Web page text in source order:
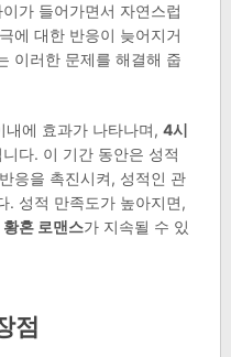
가 들어가면서 자연스럽
에 대한 반응이 늦어지거
이러한 문제를 해결해 줍
에 효과가 나타나며, 4시
다. 이 기간 동안은 성적
응을 촉진시켜, 성적인 관
. 성적 만족도가 높아지면,
황혼 로맨스가 지속될 수 있
점